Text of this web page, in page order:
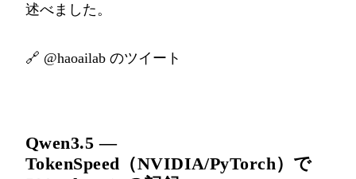
述べました。
🔗 @haoailab のツイート
Qwen3.5 —
TokenSpeed（NVIDIA/PyTorch）で